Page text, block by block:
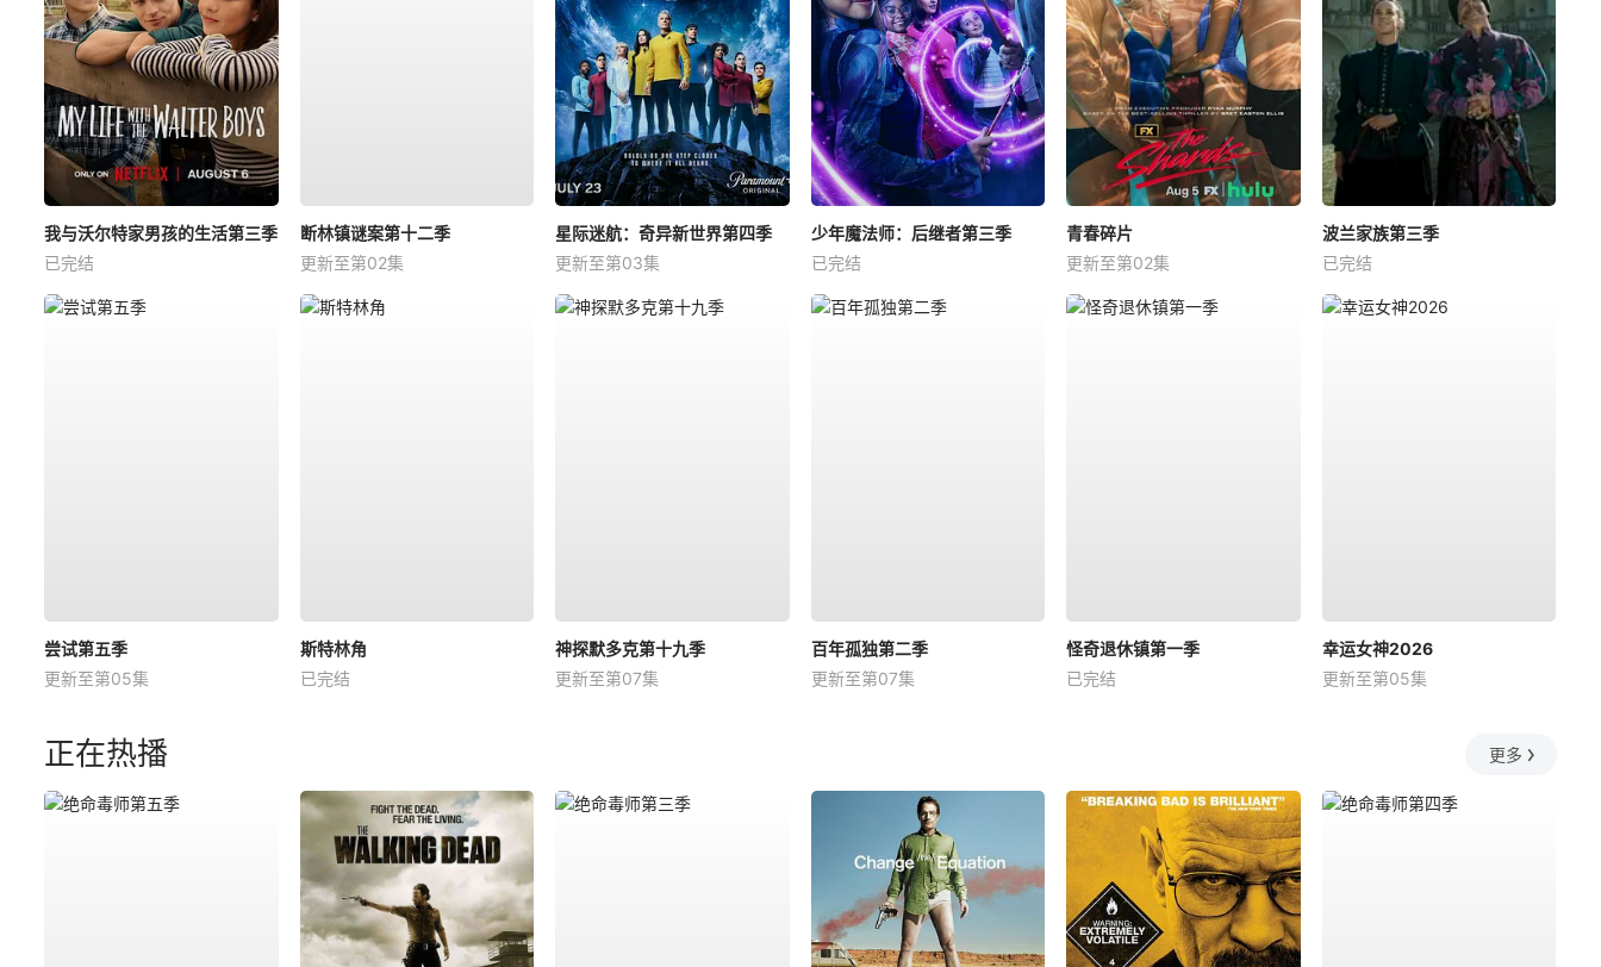
我与沃尔特家男孩的生活第三季
已完结
断林镇谜案第十二季
更新至第02集
星际迷航：奇异新世界第四季
更新至第03集
少年魔法师：后继者第三季
已完结
青春碎片
更新至第02集
波兰家族第三季
已完结
尝试第五季
更新至第05集
斯特林角
已完结
神探默多克第十九季
更新至第07集
百年孤独第二季
更新至第07集
怪奇退休镇第一季
已完结
幸运女神2026
更新至第05集
正在热播 更多